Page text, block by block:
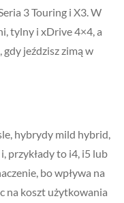
3 Touring i X3. W
tylny i xDrive 4×4, a
jeździsz zimą w
hybrydy mild hybrid,
przykłady to i4, i5 lub
bo wpływa na
na koszt użytkowania